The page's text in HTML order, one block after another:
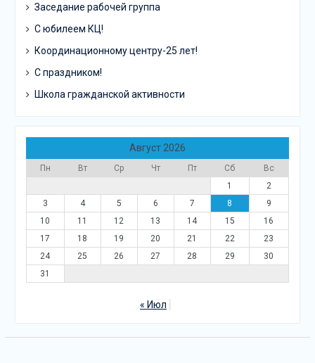
Заседание рабочей группа
С юбилеем КЦ!
Координационному центру-25 лет!
С праздником!
Школа гражданской активности
Август 2026
Пн Вт Ср Чт Пт Сб
Вс
1
2
3
4 5 6 7 8
9
10
11 12 13 14 15
16
17
18 19 20 21 22
23
24
25 26 27 28 29
30
31
« Июл